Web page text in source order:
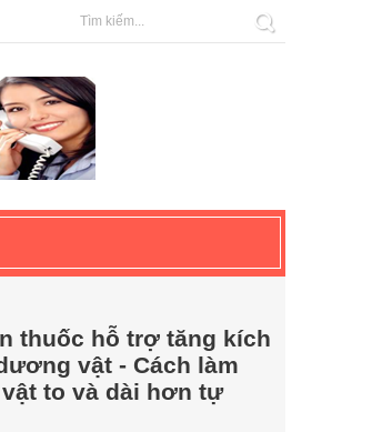
thuốc hỗ trợ tăng kích
vật - Cách làm
to và dài hơn tự